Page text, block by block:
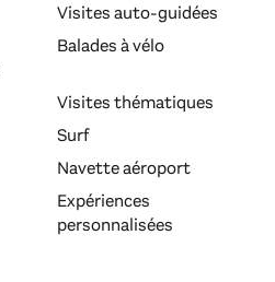
Visites auto-guidées
Balades à vélo
Visites thématiques
Surf
Navette aéroport
Expériences
personnalisées